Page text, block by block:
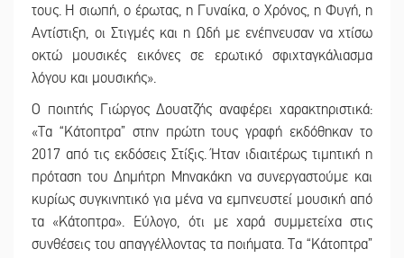
τους. Η σιωπή, ο έρωτας, η Γυναίκα, ο Χρόνος, η Φυγή, η
Αντίστιξη, οι Στιγμές και η Ωδή με ενέπνευσαν να χτίσω
οκτώ μουσικές εικόνες σε ερωτικό σφιχταγκάλιασμα
λόγου και μουσικής».
Ο ποιητής Γιώργος Δουατζής αναφέρει χαρακτηριστικά:
«Τα “Κάτοπτρα” στην πρώτη τους γραφή εκδόθηκαν το
2017 από τις εκδόσεις Στίξις. Ήταν ιδιαιτέρως τιμητική η
πρόταση του Δημήτρη Μηνακάκη να συνεργαστούμε και
κυρίως συγκινητικό για μένα να εμπνευστεί μουσική από
τα «Κάτοπτρα». Εύλογο, ότι με χαρά συμμετείχα στις
συνθέσεις του απαγγέλλοντας τα ποιήματα. Τα “Κάτοπτρα”